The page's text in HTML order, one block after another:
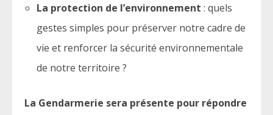
La protection de l’environnement : quels
gestes simples pour préserver notre cadre de
vie et renforcer la sécurité environnementale
de notre territoire ?
La Gendarmerie sera présente pour répondre